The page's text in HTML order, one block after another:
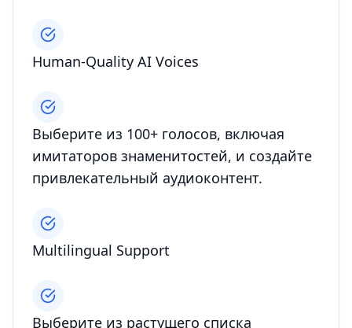
Human-Quality AI Voices
Выберите из 100+ голосов, включая
имитаторов знаменитостей, и создайте
привлекательный аудиоконтент.
Multilingual Support
Выберите из растущего списка